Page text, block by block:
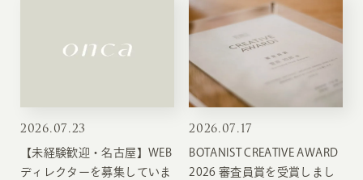
2026.07.23
【未経験歓迎・名古屋】WEB
ディレクターを募集していま
2026.07.17
BOTANIST CREATIVE AWARD
2026 審査員賞を受賞しまし